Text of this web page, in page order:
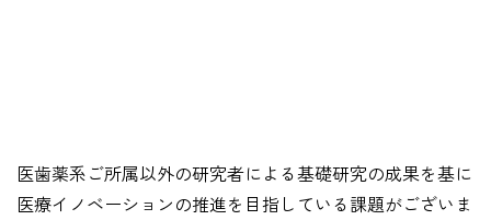
医歯薬系ご所属以外の研究者による基礎研究の成果を基に
医療イノベーションの推進を目指している課題がございま